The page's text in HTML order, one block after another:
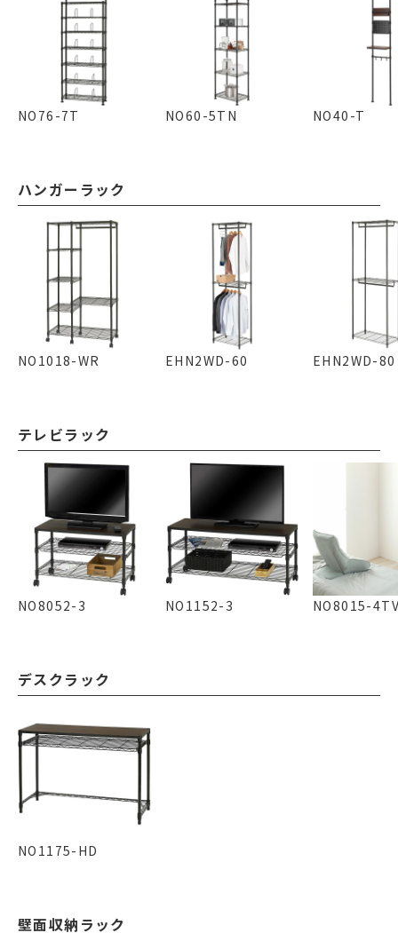
NO76-7T NO60-5TN NO40-T
ハンガーラック
NO1018-WR EHN2WD-60 EHN2WD-80
テレビラック
NO8052-3 NO1152-3 NO8015-
デスクラック
NO1175-HD
壁面収納ラック